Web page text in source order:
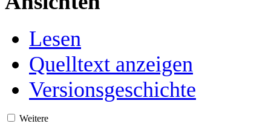
Lesen
Quelltext anzeigen
Versionsgeschichte
Weitere